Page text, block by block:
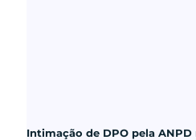
Intimação de DPO pela